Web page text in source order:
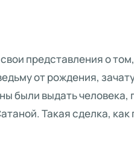
представления о
от рождения,
были выдать человека,
Такая сделка, как